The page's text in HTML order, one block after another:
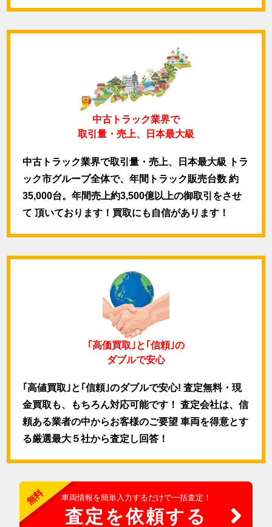
中古トラック業界で
取引量・売上、日本最大級
中古トラック業界で取引量・売上、日本最大級 トラ
ック市グループ全体で、年間トラック販売台数 約
35,000台。年間売上約3,500億以上の御取引をさせ
て 頂いております！買取にも自信があります！
｢高価買取｣と｢信頼｣の
ダブルで安心
｢高値買取｣と｢信頼｣のダブルで安心! 査定無料・現
金買取も、もちろん対応可能です！ 査定会社は、信
頼ある業者の中からお客様のご要望 車両を得意とす
る厳選最大５社から査定し回答！
車両情報を簡単入力するだけで一括査定！
査定を依頼する
無料